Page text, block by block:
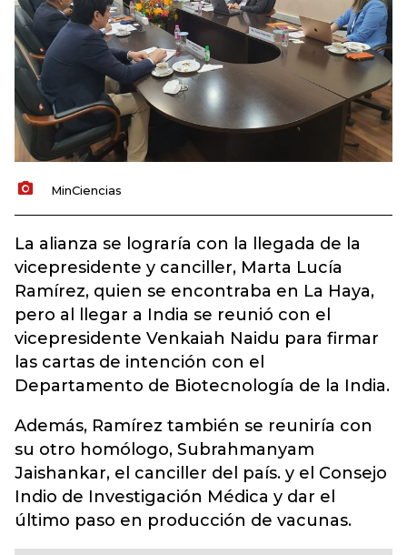
MinCiencias
La alianza se lograría con la llegada de la
vicepresidente y canciller, Marta Lucía
Ramírez, quien se encontraba en La Haya,
pero al llegar a India se reunió con el
vicepresidente Venkaiah Naidu para firmar
las cartas de intención con el
Departamento de Biotecnología de la India.
Además, Ramírez también se reuniría con
su otro homólogo, Subrahmanyam
Jaishankar, el canciller del país. y el Consejo
Indio de Investigación Médica y dar el
último paso en producción de vacunas.